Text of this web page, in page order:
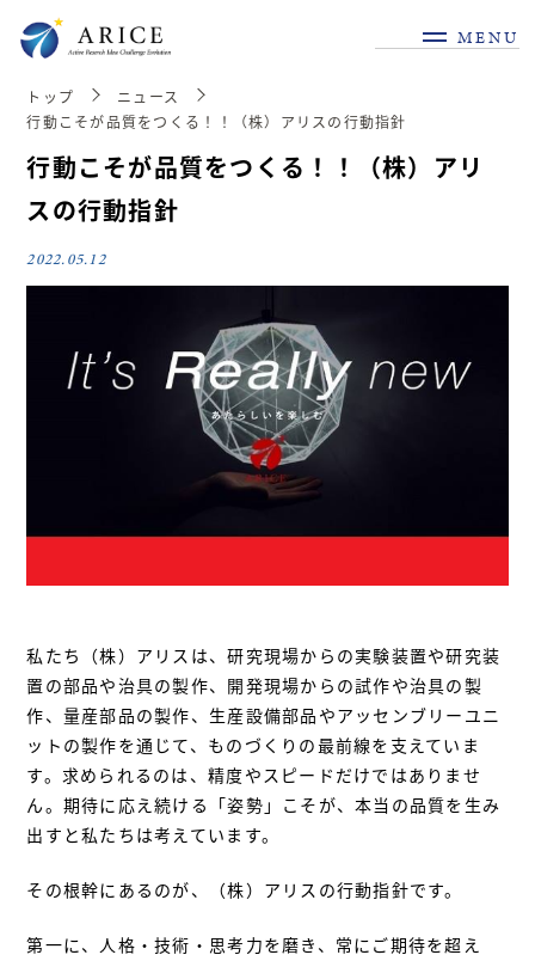
MENU
トップ
ニュース
行動こそが品質をつくる！！（株）アリスの行動指針
行動こそが品質をつくる！！（株）アリ
スの行動指針
2022.05.12
私たち（株）アリスは、研究現場からの実験装置や研究装
置の部品や治具の製作、開発現場からの試作や治具の製
作、量産部品の製作、生産設備部品やアッセンブリーユニ
ットの製作を通じて、ものづくりの最前線を支えていま
す。求められるのは、精度やスピードだけではありませ
ん。期待に応え続ける「姿勢」こそが、本当の品質を生み
出すと私たちは考えています。
その根幹にあるのが、（株）アリスの行動指針です。
第一に、人格・技術・思考力を磨き、常にご期待を超え